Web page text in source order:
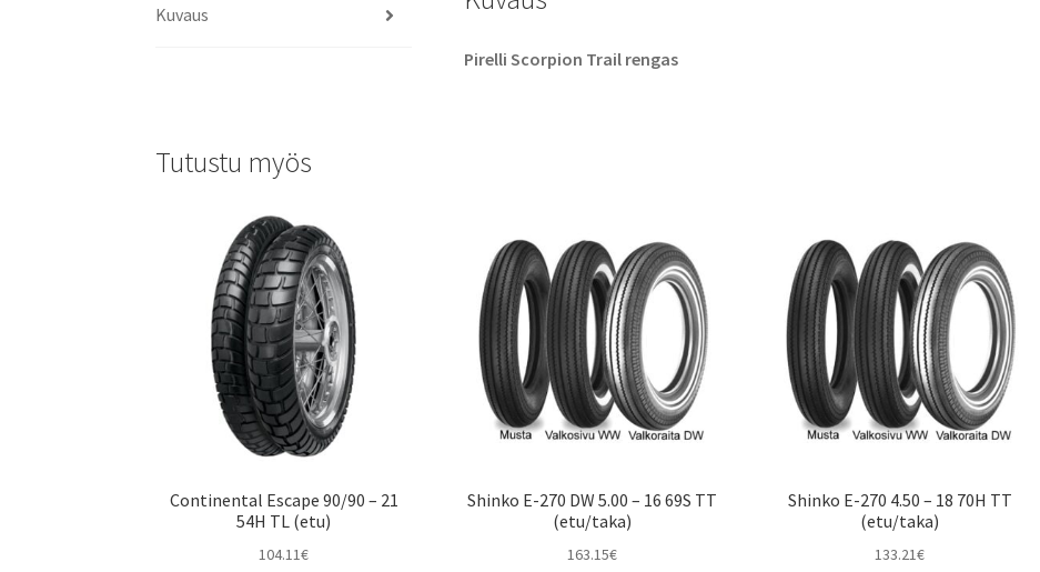
Kuvaus
Pirelli Scorpion Trail rengas
Tutustu myös
Continental Escape 90/90 – 21
54H TL (etu)
104.11€
Shinko E-270 DW 5.00 – 16 69S TT
(etu/taka)
163.15€
Shinko E-270 4.50 – 18 70H TT
(etu/taka)
133.21€